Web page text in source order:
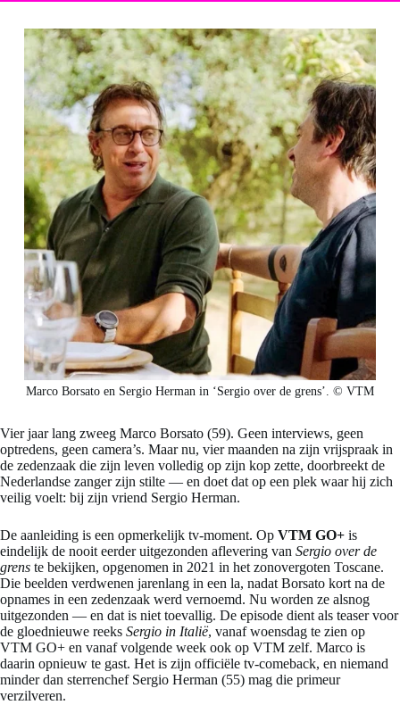
Marco Borsato en Sergio Herman in ‘Sergio over de grens’. © VTM
Vier jaar lang zweeg Marco Borsato (59). Geen interviews, geen
optredens, geen camera’s. Maar nu, vier maanden na zijn vrijspraak in
de zedenzaak die zijn leven volledig op zijn kop zette, doorbreekt de
Nederlandse zanger zijn stilte — en doet dat op een plek waar hij zich
veilig voelt: bij zijn vriend Sergio Herman.
De aanleiding is een opmerkelijk tv-moment. Op VTM GO+ is
eindelijk de nooit eerder uitgezonden aflevering van Sergio over de
grens te bekijken, opgenomen in 2021 in het zonovergoten Toscane.
Die beelden verdwenen jarenlang in een la, nadat Borsato kort na de
opnames in een zedenzaak werd vernoemd. Nu worden ze alsnog
uitgezonden — en dat is niet toevallig. De episode dient als teaser voor
de gloednieuwe reeks Sergio in Italië, vanaf woensdag te zien op
VTM GO+ en vanaf volgende week ook op VTM zelf. Marco is
daarin opnieuw te gast. Het is zijn officiële tv-comeback, en niemand
minder dan sterrenchef Sergio Herman (55) mag die primeur
verzilveren.